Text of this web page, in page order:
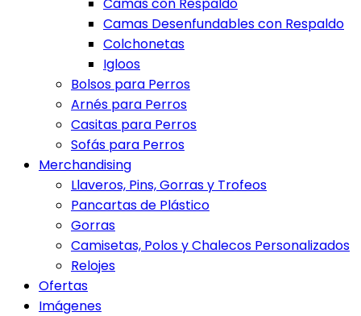
Camas Desenfundables con Respaldo
Colchonetas
Igloos
Bolsos para Perros
Arnés para Perros
Casitas para Perros
Sofás para Perros
Merchandising
Llaveros, Pins, Gorras y Trofeos
Pancartas de Plástico
Gorras
Camisetas, Polos y Chalecos Personalizados
Relojes
Ofertas
Imágenes